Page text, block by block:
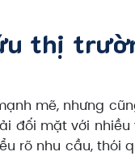
thị
mẽ, nhưng
đối mặt với nhiều
rõ nhu cầu, thói